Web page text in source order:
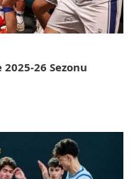
26 Sezonu